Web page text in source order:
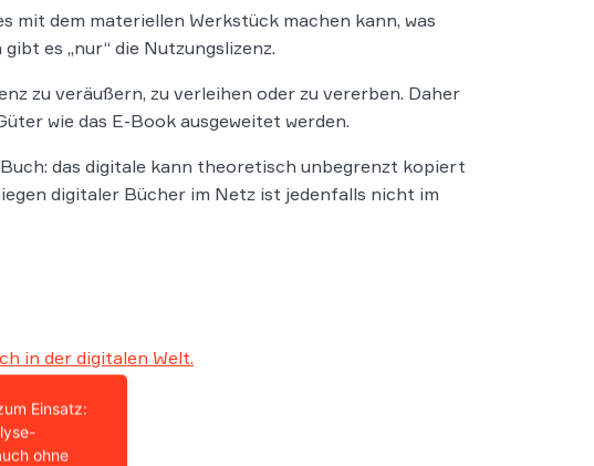
mit dem materiellen Werkstück machen kann, was
es „nur“ die Nutzungslizenz.
zu veräußern, zu verleihen oder zu vererben. Daher
wie das E-Book ausgeweitet werden.
das digitale kann theoretisch unbegrenzt kopiert
digitaler Bücher im Netz ist jedenfalls nicht im
in der digitalen Welt.
Einsatz:
ohne